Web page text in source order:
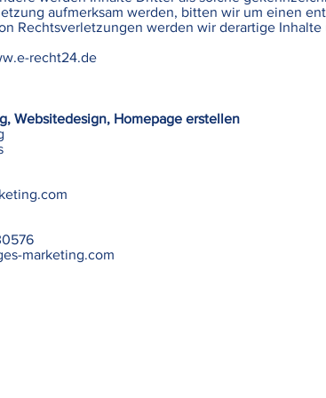
aufmerksam werden, bitten wir um einen
Rechtsverletzungen werden wir derartige
recht24.de
Websitedesign, Homepage erstellen
marketing.com